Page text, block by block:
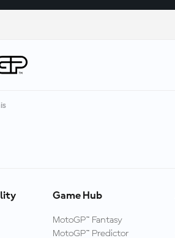
Game Hub
MotoGP™ Fantasy
MotoGP™ Predictor